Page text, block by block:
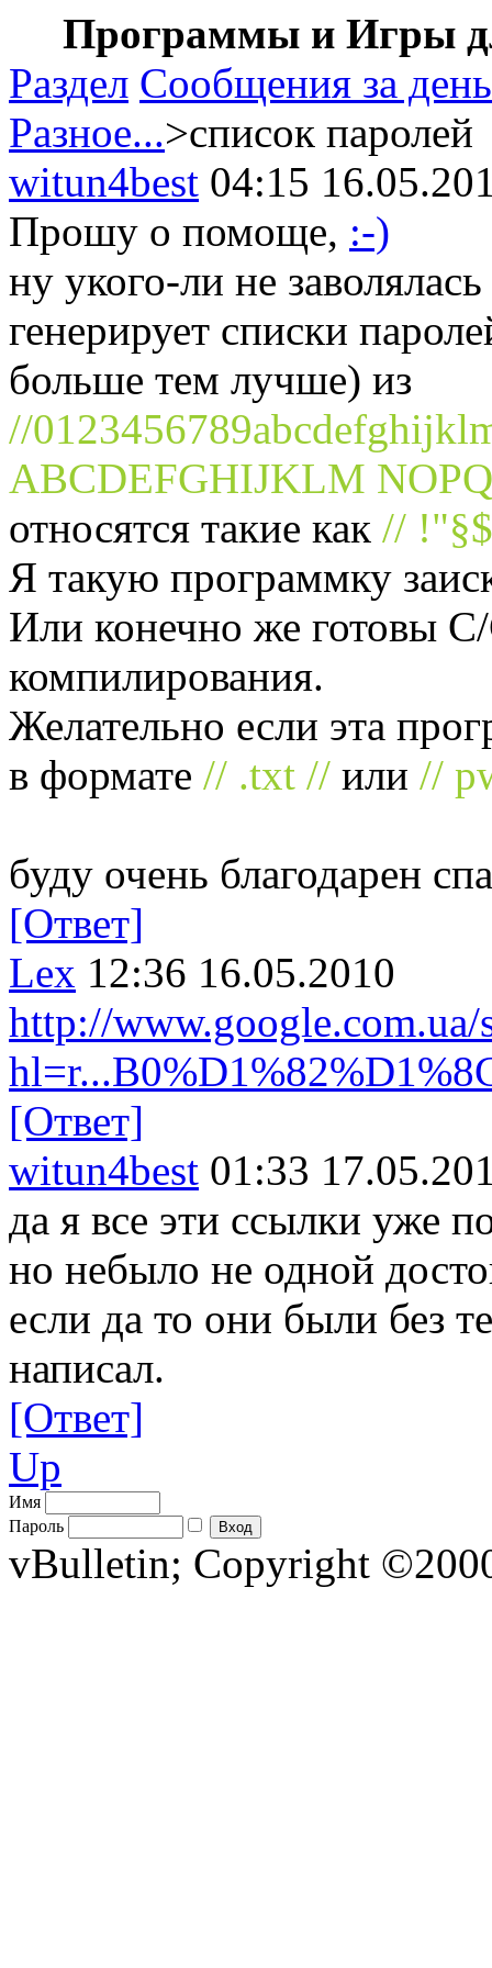
Программы и Игры
Раздел Сообщения за день
Разное...>список паролей
witun4best 04:15
Прошу о помоще, :-)
ну укого-ли не
генерирует списки
больше тем лучше) из
//
ABCDEFGHIJKLM
относятся такие как //
Я такую программку
Или конечно же готовы
компилирования.
Желательно если эта
в формате // .txt // или //
буду очень благодарен
[Ответ]
Lex 12:36 16.05.2010
http://www.google.com.ua/
[Ответ]
witun4best 01:33
да я все эти ссылки уже
но небыло не одной
если да то они были без
написал.
[Ответ]
Up
Имя
Пароль
vBulletin; Copyright